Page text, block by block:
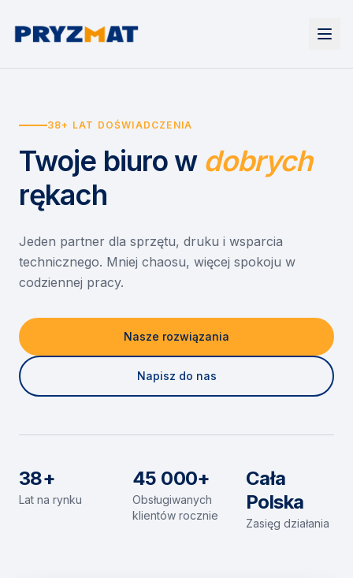
Urządzenia
Drukarki i urządzenia wielofunkcyjne
Etykiety i identyfikacja
Skanery i obieg dokumentów
Monitory interaktywne
Niszczarki dokumentów
Wynajem drukarek
Wynajem urządzeń biurowych
Asystent druku
EZD RP
Misja szkoła
Serwis
O nas
Kontakt
38+ LAT DOŚWIADCZENIA
Twoje biuro w dobrych
rękach
Jeden partner dla sprzętu, druku i wsparcia
technicznego. Mniej chaosu, więcej spokoju w
codziennej pracy.
Nasze rozwiązania
Napisz do nas
38+
Lat na rynku
45 000+
Obsługiwanych
klientów rocznie
Cała
Polska
Zasięg działania